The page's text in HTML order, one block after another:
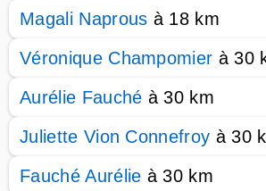
Magali Naprous à 18 km
Véronique Champomier à 30
Aurélie Fauché à 30 km
Juliette Vion Connefroy à 30
Fauché Aurélie à 30 km